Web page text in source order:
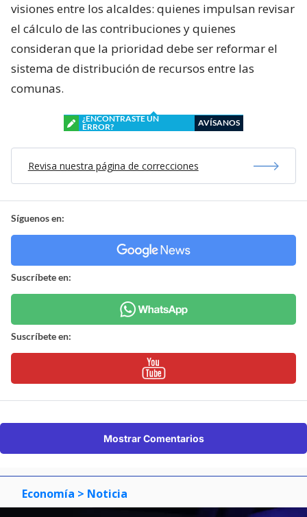
visiones entre los alcaldes: quienes impulsan revisar
el cálculo de las contribuciones y quienes
consideran que la prioridad debe ser reformar el
sistema de distribución de recursos entre las
comunas.
¿ENCONTRASTE UN
ERROR?
AVÍSANOS
Revisa nuestra página de correcciones
Síguenos en:
Suscríbete en:
Suscríbete en:
Mostrar Comentarios
Economía > Noticia